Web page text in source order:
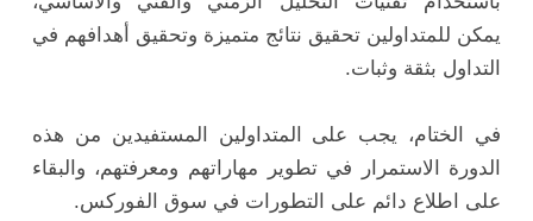
يمكن للمتداولين تحقيق نتائج متميزة وتحقيق أهدافهم في
التداول بثقة وثبات.
في الختام، يجب على المتداولين المستفيدين من هذه
الدورة الاستمرار في تطوير مهاراتهم ومعرفتهم، والبقاء
على اطلاع دائم على التطورات في سوق الفوركس.